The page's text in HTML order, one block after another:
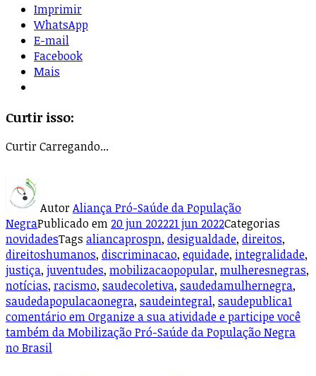
Imprimir
WhatsApp
E-mail
Facebook
Mais
Curtir isso:
CurtirCarregando...
AutorAliança Pró-Saúde da População
NegraPublicado em 20 jun 202221 jun 2022Categorias
novidadesTags aliancaprospn, desigualdade, direitos,
direitoshumanos, discriminacao, equidade, integralidade,
justiça, juventudes, mobilizacaopopular, mulheresnegras,
notícias, racismo, saudecoletiva, saudedamulhernegra,
saudedapopulacaonegra, saudeintegral, saudepublica1
comentárioem Organize a sua atividade e participe você
também da Mobilização Pró-Saúde da População Negra
no Brasil